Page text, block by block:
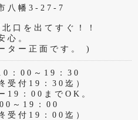
八幡3-27-7
口を出てすぐ！！
心。
ター正面です。 )
：00～19：30
受付19：30迄）
19：00までOK。
～19：00
受付19：00迄）